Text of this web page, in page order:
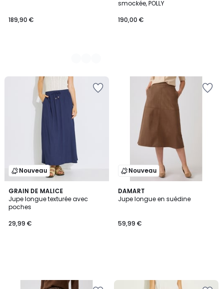
189,90 €
smockée, POLLY
190,00 €
Nouveau
GRAIN DE MALICE
Jupe longue texturée avec
poches
29,99 €
Nouveau
DAMART
Jupe longue en suédine
59,99 €